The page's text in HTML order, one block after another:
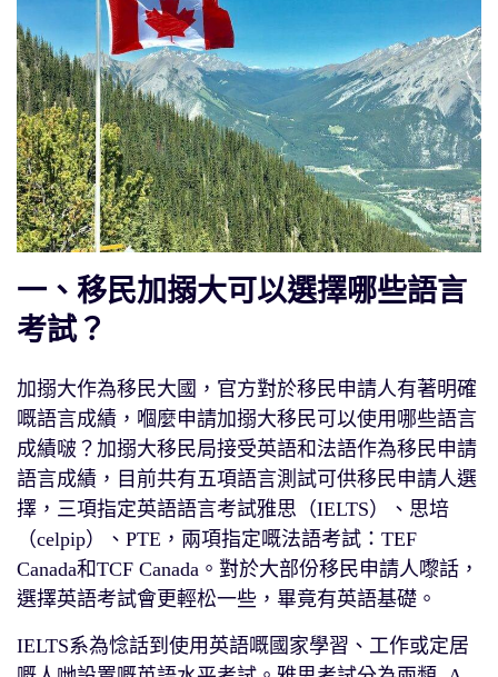
一、移民加搦大可以選擇哪些語言
考試？
加搦大作為移民大國，官方對於移民申請人有著明確
嘅語言成績，嗰麼申請加搦大移民可以使用哪些語言
成績啵？加搦大移民局接受英語和法語作為移民申請
語言成績，目前共有五項語言測試可供移民申請人選
擇，三項指定英語語言考試雅思（IELTS）、思培
（celpip）、PTE，兩項指定嘅法語考試：TEF
Canada和TCF Canada。對於大部份移民申請人嚟話，
選擇英語考試會更輕松一些，畢竟有英語基礎。
IELTS系為惗話到使用英語嘅國家學習、工作或定居